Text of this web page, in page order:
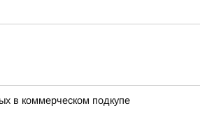
в коммерческом подкупе